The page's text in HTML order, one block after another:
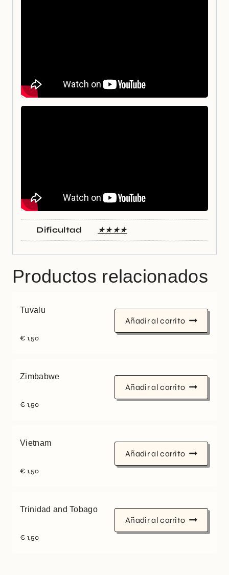
Dificultad ★★★★
Productos relacionados
Tuvalu
€ 1,50
Añadir al carrito
Zimbabwe
€ 1,50
Añadir al carrito
Vietnam
€ 1,50
Añadir al carrito
Trinidad and Tobago
€ 1,50
Añadir al carrito